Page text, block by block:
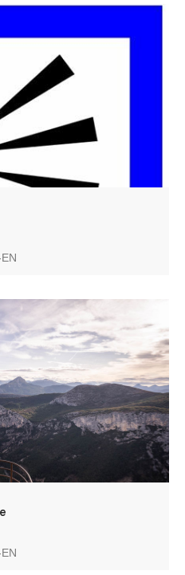
est un peu caché, non loin
avant la zone en sens
altitude de tous .
de tous les
2018 dans le cadre de
du Verdon.